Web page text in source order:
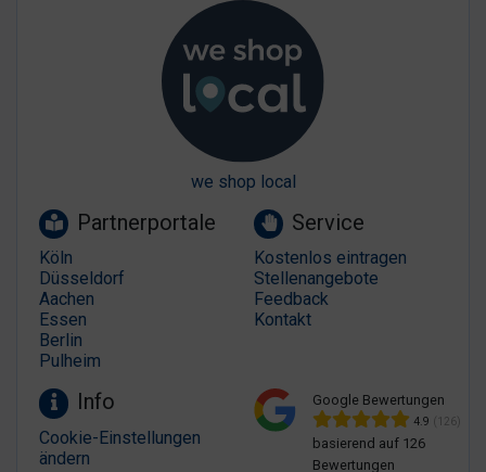
we shop local
Partnerportale
Köln
Düsseldorf
Aachen
Essen
Berlin
Pulheim
Service
Kostenlos eintragen
Stellenangebote
Feedback
Kontakt
Info
Cookie-Einstellungen
ändern
Google Bewertungen
4.9 (126)
basierend auf 126
Bewertungen